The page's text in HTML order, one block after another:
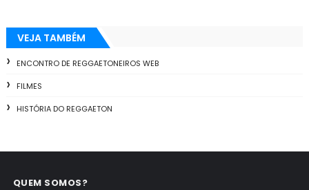
VEJA TAMBÉM
ENCONTRO DE REGGAETONEIROS WEB
FILMES
HISTÓRIA DO REGGAETON
QUEM SOMOS?